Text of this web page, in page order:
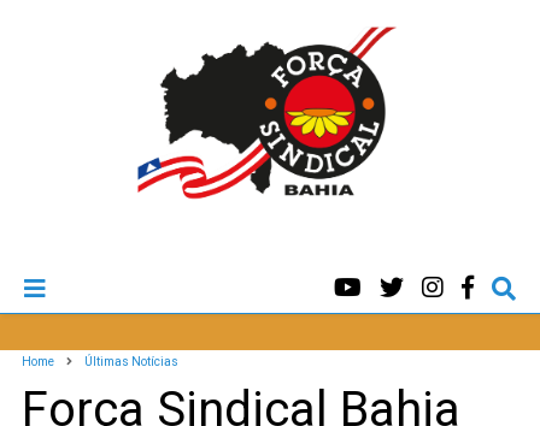
Home Últimas Notícias
Força Sindical Bahia